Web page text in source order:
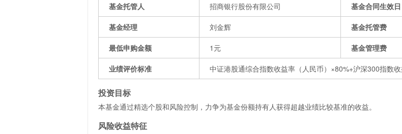
基金托管人 招商银行股份有限公司 基金合同生效日
基金经理 刘金辉 基金托管费
最低申购金额 1元 基金管理费
业绩评价标准 中证港股通综合指数收益率（人民币）×80%+沪深300指数
投资目标
本基金通过精选个股和风险控制，力争为基金份额持有人获得超越业绩比较基准的收益。
风险收益特征